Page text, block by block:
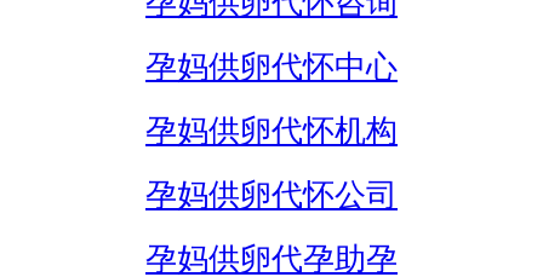
孕妈供卵代怀中心
孕妈供卵代怀机构
孕妈供卵代怀公司
孕妈供卵代孕助孕